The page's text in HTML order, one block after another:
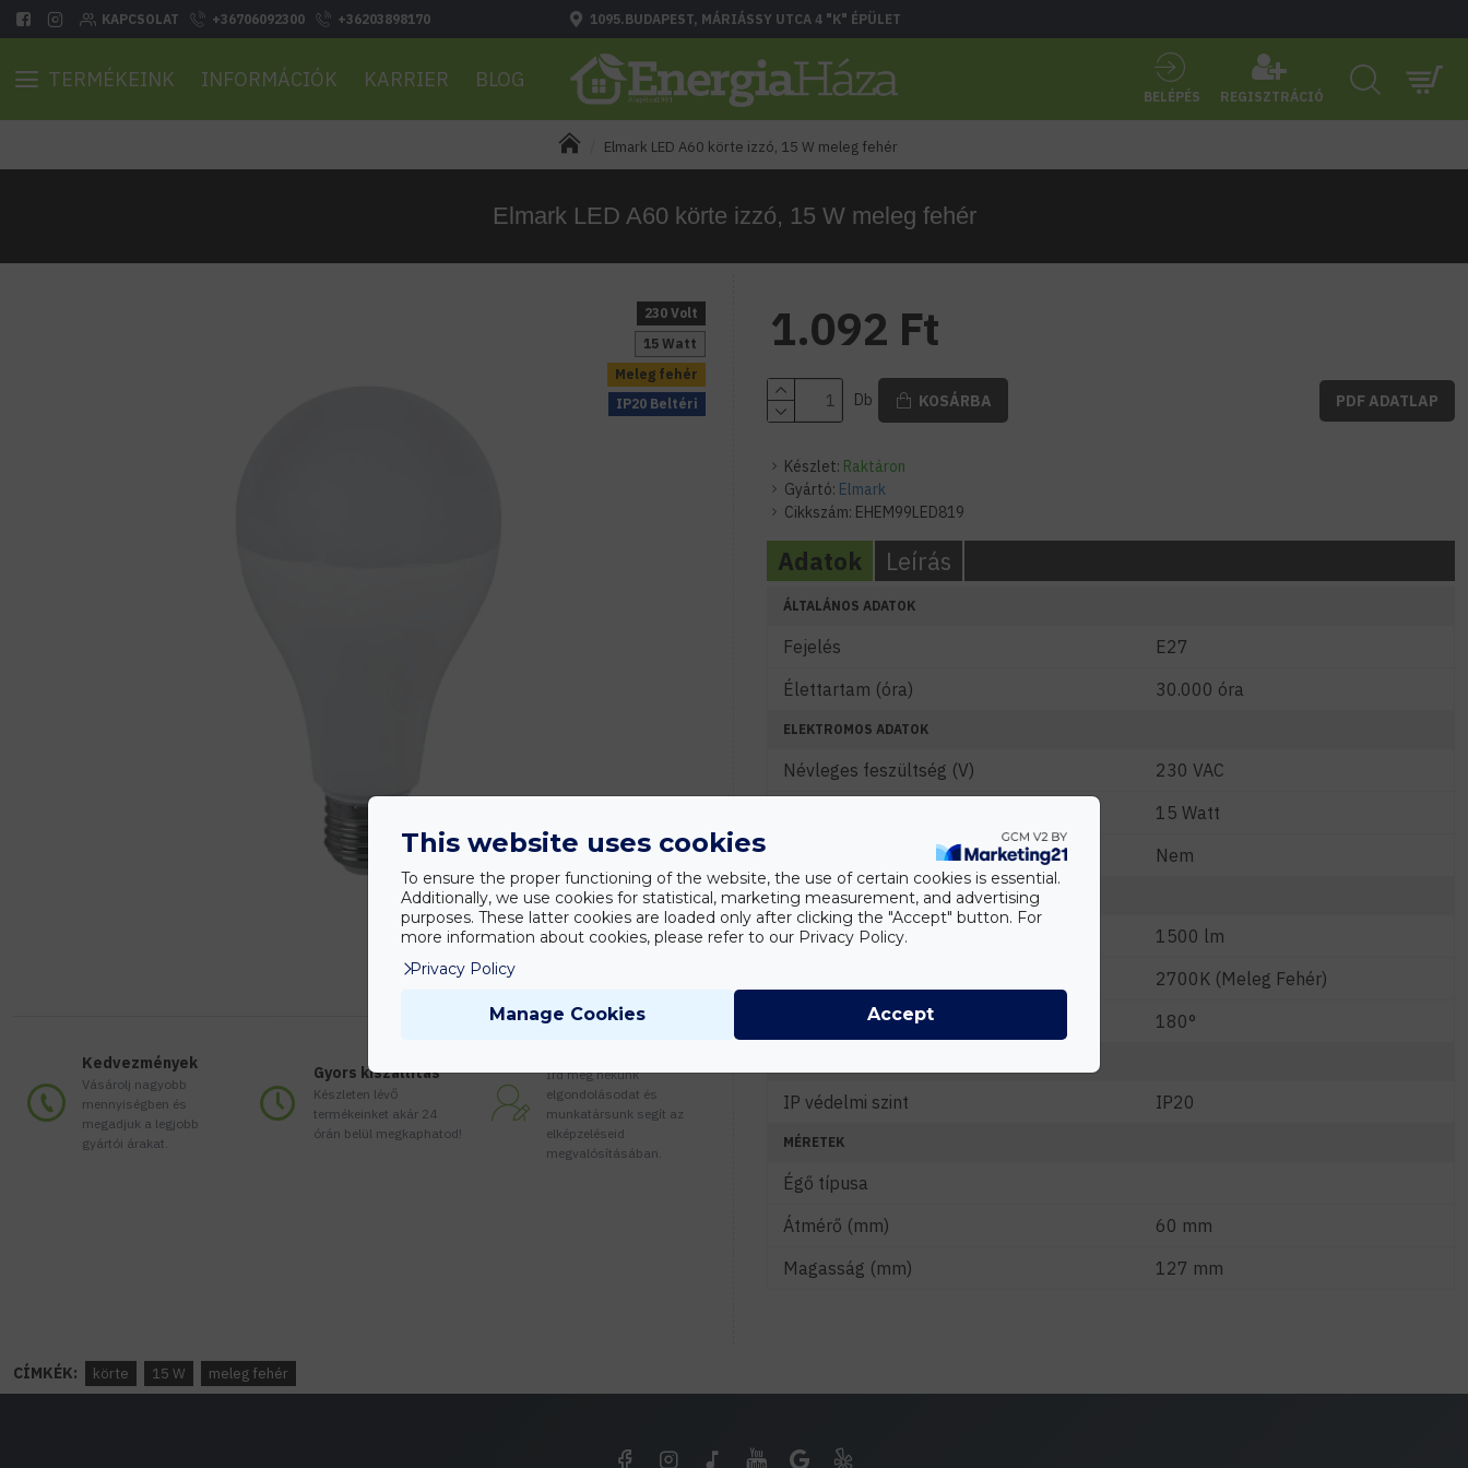
KAPCSOLAT +36706092300 +36203898170 1095.BUDAPEST, MÁRIÁSSY UTCA 4 "K" ÉPÜLET
TERMÉKEINK INFORMÁCIÓK KARRIER BLOG
BELÉPÉS REGISZTRÁCIÓ
Elmark LED A60 körte izzó, 15 W meleg fehér
Elmark LED A60 körte izzó, 15 W meleg fehér
Meleg fehér
IP20 Beltéri
230 Volt
15 Watt
Kedvezmények
Vásárolj nagyobb
mennyiségben és
megadjuk a legjobb
gyártói árakat.
Gyors kiszállítás
Készleten lévő
termékeinket akár 24
órán belül megkaphatod!
Írd meg nekünk
elgondolásodat és
munkatársunk segít az
elképzeléseid
megvalósításában.
Készlet: Raktáron
Gyártó: Elmark
Cikkszám: EHEM99LED819
1.092 Ft
Db KOSÁRBA PDF ADATLAP
Adatok Leírás
ÁLTALÁNOS ADATOK
Fejelés
E27
Élettartam (óra)
30.000 óra
ELEKTROMOS ADATOK
Névleges feszültség (V)
230 VAC
15 Watt
Nem
FÉNYTECHNIKAI ADATOK
Fényáram (lm)
1500 lm
2700K (Meleg Fehér)
Sugárzási szög (°)
180°
IP védelmi szint IP20
MÉRETEK
Égő típusa
Átmérő (mm)
60 mm
Magasság (mm)
127 mm
CÍMKÉK: körte 15 W meleg fehér
This website uses cookies
To ensure the proper functioning of the website, the use of certain cookies is essential.
Additionally, we use cookies for statistical, marketing measurement, and advertising
purposes. These latter cookies are loaded only after clicking the "Accept" button. For
more information about cookies, please refer to our Privacy Policy.
Privacy Policy
Manage Cookies Accept